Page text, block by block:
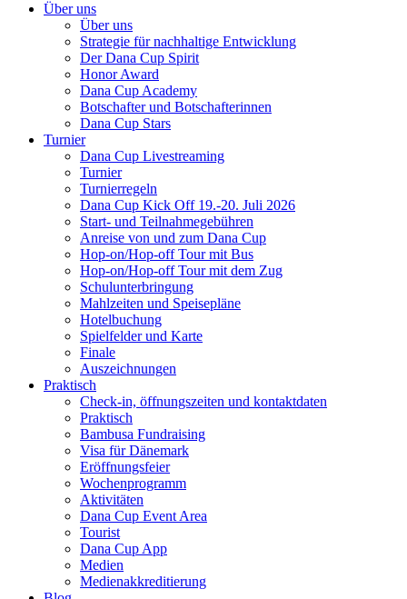
Über uns
Über uns
Strategie für nachhaltige Entwicklung
Der Dana Cup Spirit
Honor Award
Dana Cup Academy
Botschafter und Botschafterinnen
Dana Cup Stars
Turnier
Dana Cup Livestreaming
Turnier
Turnierregeln
Dana Cup Kick Off 19.-20. Juli 2026
Start- und Teilnahmegebühren
Anreise von und zum Dana Cup
Hop-on/Hop-off Tour mit Bus
Hop-on/Hop-off Tour mit dem Zug
Schulunterbringung
Mahlzeiten und Speisepläne
Hotelbuchung
Spielfelder und Karte
Finale
Auszeichnungen
Praktisch
Check-in, öffnungszeiten und kontaktdaten
Praktisch
Bambusa Fundraising
Visa für Dänemark
Eröffnungsfeier
Wochenprogramm
Aktivitäten
Dana Cup Event Area
Tourist
Dana Cup App
Medien
Medienakkreditierung